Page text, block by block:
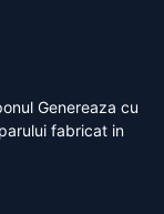
Genereaza cu
fabricat in